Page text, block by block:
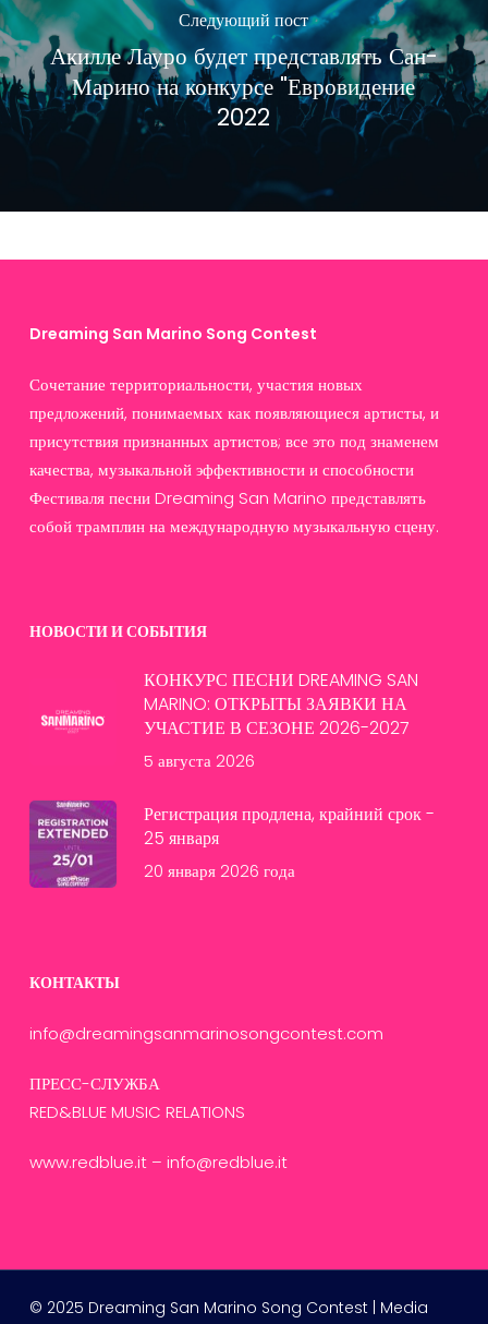
Следующий пост
Акилле Лауро будет представлять Сан-
Марино на конкурсе "Евровидение
2022
Dreaming San Marino Song Contest
Сочетание территориальности, участия новых
предложений, понимаемых как появляющиеся артисты, и
присутствия признанных артистов; все это под знаменем
качества, музыкальной эффективности и способности
Фестиваля песни Dreaming San Marino представлять
собой трамплин на международную музыкальную сцену.
НОВОСТИ И СОБЫТИЯ
КОНКУРС ПЕСНИ DREAMING SAN
MARINO: ОТКРЫТЫ ЗАЯВКИ НА
УЧАСТИЕ В СЕЗОНЕ 2026-2027
5 августа 2026
Регистрация продлена, крайний срок -
25 января
20 января 2026 года
КОНТАКТЫ
info@dreamingsanmarinosongcontest.com
ПРЕСС-СЛУЖБА
RED&BLUE MUSIC RELATIONS
www.redblue.it– info@redblue.it
© 2025 Dreaming San Marino Song Contest | Media